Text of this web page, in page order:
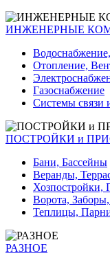
ИНЖЕНЕРНЫЕ
Отопление,
Газоснабжение
Системы связи
ПОСТРОЙКИ и
Бани, Бассейны
Веранды,
Хозпостройки,
Ворота,
Теплицы,
РАЗНОЕ